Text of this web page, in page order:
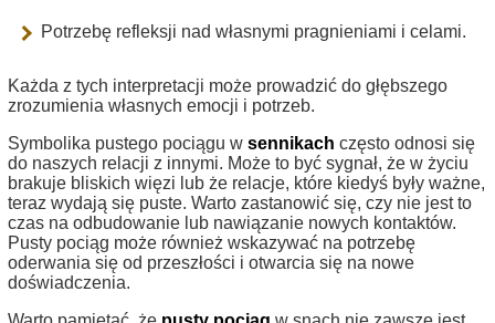
Potrzebę refleksji nad własnymi pragnieniami i celami.
Każda z tych interpretacji może prowadzić do głębszego
zrozumienia własnych emocji i potrzeb.
Symbolika pustego pociągu w sennikach często odnosi się
do naszych relacji z innymi. Może to być sygnał, że w życiu
brakuje bliskich więzi lub że relacje, które kiedyś były ważne,
teraz wydają się puste. Warto zastanowić się, czy nie jest to
czas na odbudowanie lub nawiązanie nowych kontaktów.
Pusty pociąg może również wskazywać na potrzebę
oderwania się od przeszłości i otwarcia się na nowe
doświadczenia.